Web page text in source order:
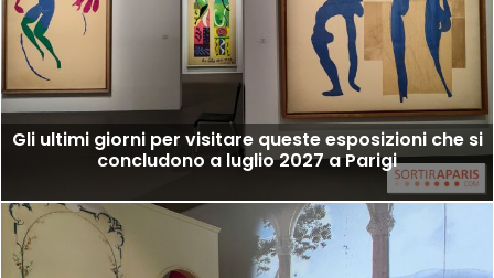
Gli ultimi giorni per visitare queste esposizioni che si
concludono a luglio 2027 a Parigi